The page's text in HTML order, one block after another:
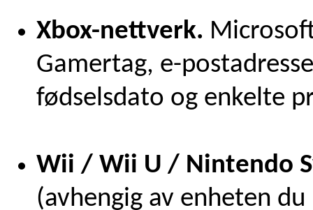
Xbox-nettverk.
Gamertag, e-
fødselsdato og enkelte
Wii / Wii U / Nintendo
(avhengig av enheten